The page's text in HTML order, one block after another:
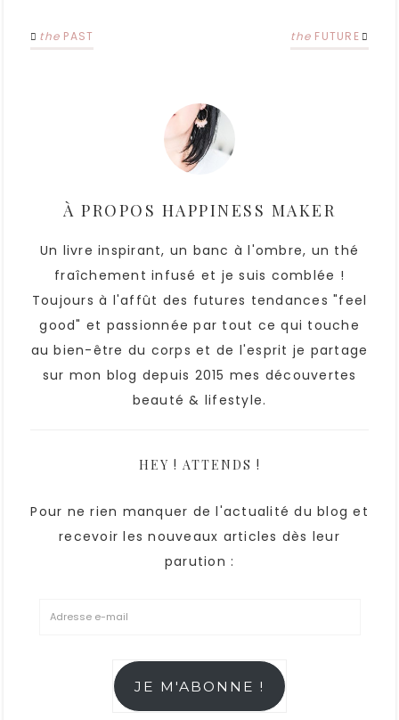
the PAST the FUTURE
À PROPOS HAPPINESS MAKER
Un livre inspirant, un banc à l'ombre, un thé
fraîchement infusé et je suis comblée !
Toujours à l'affût des futures tendances "feel
good" et passionnée par tout ce qui touche
au bien-être du corps et de l'esprit je partage
sur mon blog depuis 2015 mes découvertes
beauté & lifestyle.
HEY ! ATTENDS !
Pour ne rien manquer de l'actualité du blog et
recevoir les nouveaux articles dès leur
parution :
JE M'ABONNE !